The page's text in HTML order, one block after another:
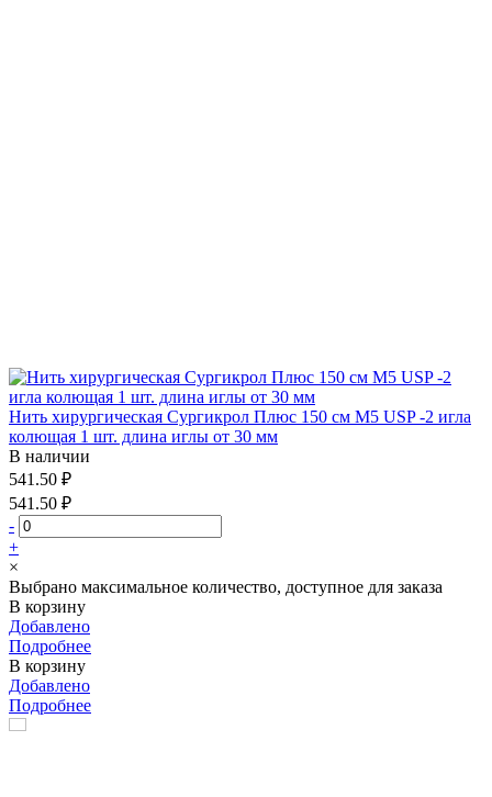
Нить хирургическая Сургикрол Плюс 150 см М5 USP -2 игла
колющая 1 шт. длина иглы от 30 мм
В наличии
541.50 ₽
541.50 ₽
-
+
×
Выбрано максимальное количество, доступное для заказа
В корзину
Добавлено
Подробнее
В корзину
Добавлено
Подробнее